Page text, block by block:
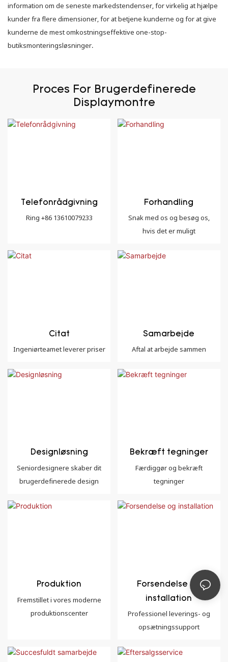
information om de seneste markedstendenser, for virkelig at hjælpe
kunder fra flere dimensioner, for at betjene kunderne og for at give
kunderne de mest omkostningseffektive one-stop-
butiksmonteringsløsninger.
Proces For Brugerdefinerede
Displaymontre
Telefonrådgivning
Ring +86 13610079233
Forhandling
Snak med os og besøg os,
hvis det er muligt
Citat
Ingeniørteamet leverer priser
Samarbejde
Aftal at arbejde sammen
Designløsning
Seniordesignere skaber dit
brugerdefinerede design
Bekræft tegninger
Færdiggør og bekræft
tegninger
Produktion
Fremstillet i vores moderne
produktionscenter
Forsendelse og
installation
Professionel leverings- og
opsætningssupport